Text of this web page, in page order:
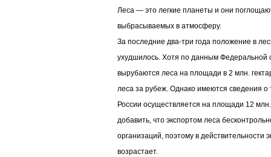
Леса — это легкие планеты и они
выбрасываемых в атмосферу.
За последние два-три года положение в
ухудшилось. Хотя по данным Федеральной
вырубаются леса на площади в 2 млн.
леса за рубеж. Однако имеются сведения о
России осуществляется на площади 12 млн.
добавить, что экспортом леса
организаций, поэтому в действительности
возрастает.